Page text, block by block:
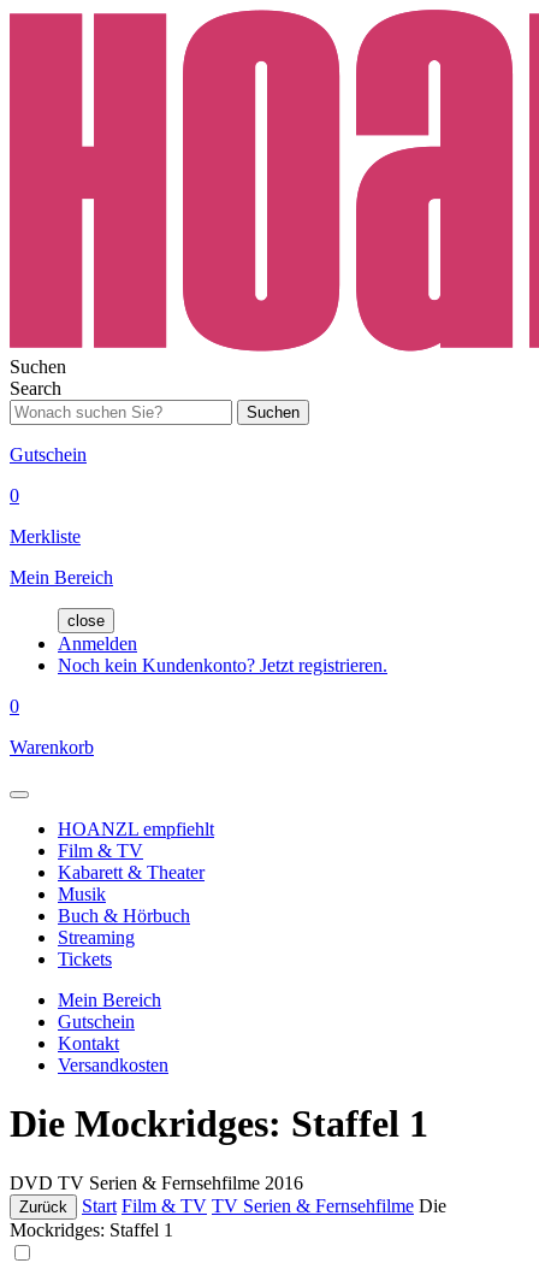
Suchen
Search
Suchen
Gutschein
0
Merkliste
Mein Bereich
close
Anmelden
Noch kein Kundenkonto? Jetzt registrieren.
0
Warenkorb
HOANZL empfiehlt
Film & TV
Kabarett & Theater
Musik
Buch & Hörbuch
Streaming
Tickets
Mein Bereich
Gutschein
Kontakt
Versandkosten
Die Mockridges: Staffel 1
DVD TV Serien & Fernsehfilme 2016
Zurück Start Film & TV TV Serien & Fernsehfilme Die
Mockridges: Staffel 1